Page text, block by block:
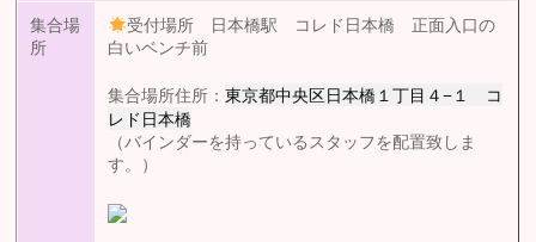
集合場
所
受付場所 日本橋駅 コレド日本橋 正面入口の
白いベンチ前
集合場所住所：東京都中央区日本橋１丁目４−１ コ
レド日本橋
（バインダーを持っているスタッフを配置致しま
す。）